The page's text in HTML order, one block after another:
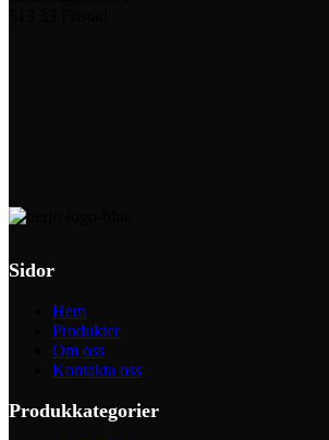
Sidor
Hem
Produkter
Om oss
Kontakta oss
Produkkategorier